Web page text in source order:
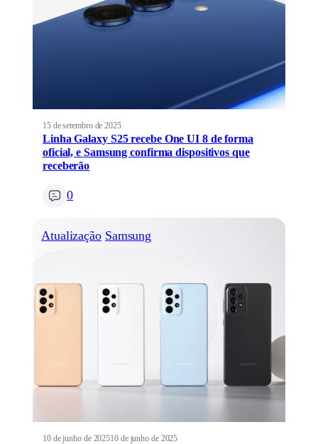
15 de setembro de 2025
Linha Galaxy S25 recebe One UI 8 de forma
oficial, e Samsung confirma dispositivos que
receberão
0
Atualização Samsung
10 de junho de 202510 de junho de 2025